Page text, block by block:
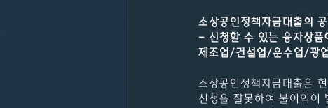
소상공인정책자금대출의
- 신청할 수 있는 융자상품
제조업/건설업/운수업/광
소상공인정책자금대출은
신청을 잘못하여 불이익이